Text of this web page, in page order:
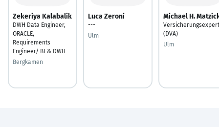
Zekeriya Kalabalik
DWH Data Engineer,
ORACLE,
Requirements
Engineer/ BI & DWH
Bergkamen
Luca Zeroni
---
Ulm
Michael H.
(DVA)
Ulm